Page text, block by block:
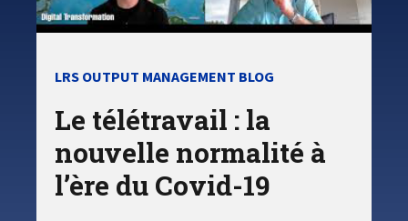
LRS OUTPUT MANAGEMENT BLOG
Le télétravail : la
nouvelle normalité à
l’ère du Covid-19